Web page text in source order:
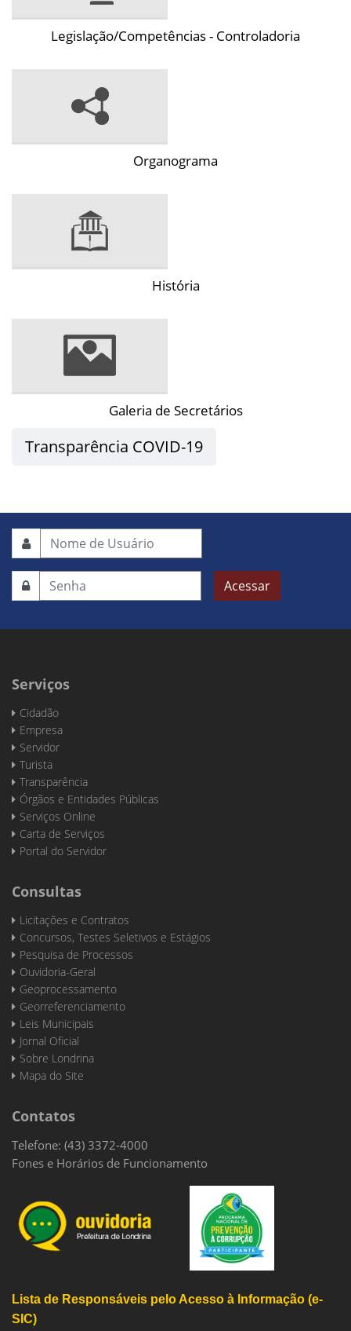
Legislação/Competências - Controladoria
Organograma
História
Galeria de Secretários
Transparência COVID-19
Acessar
Serviços
Cidadão
Empresa
Servidor
Turista
Transparência
Órgãos e Entidades Públicas
Serviços Online
Carta de Serviços
Portal do Servidor
Consultas
Licitações e Contratos
Concursos, Testes Seletivos e Estágios
Pesquisa de Processos
Ouvidoria-Geral
Geoprocessamento
Georreferenciamento
Leis Municipais
Jornal Oficial
Sobre Londrina
Mapa do Site
Contatos
Telefone: (43) 3372-4000
Fones e Horários de Funcionamento
Lista de Responsáveis pelo Acesso à Informação (e-
SIC)